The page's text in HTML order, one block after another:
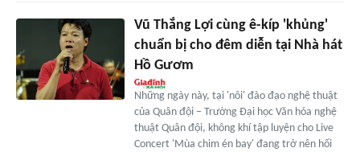
Vũ Thắng Lợi cùng ê-kíp 'khủng'
chuẩn bị cho đêm diễn tại Nhà hát
Hồ Gươm
Những ngày này, tại 'nôi' đào đạo nghệ thuật
của Quân đội – Trường Đại học Văn hóa nghệ
thuật Quân đội, không khí tập luyện cho Live
Concert 'Mùa chim én bay' đang trở nên hối